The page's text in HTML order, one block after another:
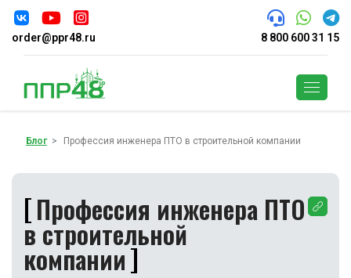
order@ppr48.ru 8 800 600 31 15
Блог Профессия инженера ПТО в строительной компании
Профессия инженера ПТО
в строительной
компании